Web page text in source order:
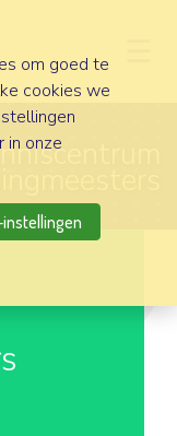
om goed te
cookies we
in onze